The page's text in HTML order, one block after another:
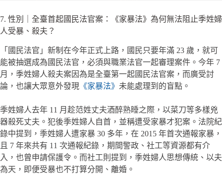
7. 性別｜全臺首起國民法官案：《家暴法》為何無法阻止季姓婦
人受暴、殺夫？
「國民法官」新制在今年正式上路，國民只要年滿 23 歲，就可
能被抽選成為國民法官，必須與職業法官一起審理案件。今年 7
月，季姓婦人殺夫案因為是全臺第一起國民法官案，而廣受討
論，也讓大眾意外發現 《家暴法》 未能處理到的盲點。
季姓婦人去年 11 月趁范姓丈夫酒醉熟睡之際，以菜刀等多樣兇
器殺死丈夫。犯後季姓婦人自首，並稱遭受家暴才犯案。法院紀
錄中提到，季姓婦人遭家暴 30 多年，在 2015 年首次通報家暴，
且 7 年來共有 11 次通報紀錄，期間警政、社工等資源都有介
入，也曾申請保護令。而社工則提到，季姓婦人思想傳統、以夫
為天，即便受暴也不打算分開、離婚。